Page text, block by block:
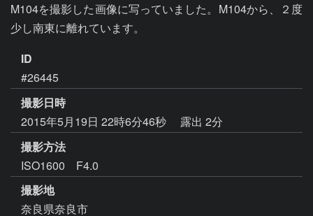
M104を撮影した画像に写っていました。M104から、２度
少し南東に離れています。
ID
#26445
撮影日時
2015年5月19日 22時6分46秒
露出 2分
撮影方法
ISO1600 F4.0
撮影地
奈良県奈良市